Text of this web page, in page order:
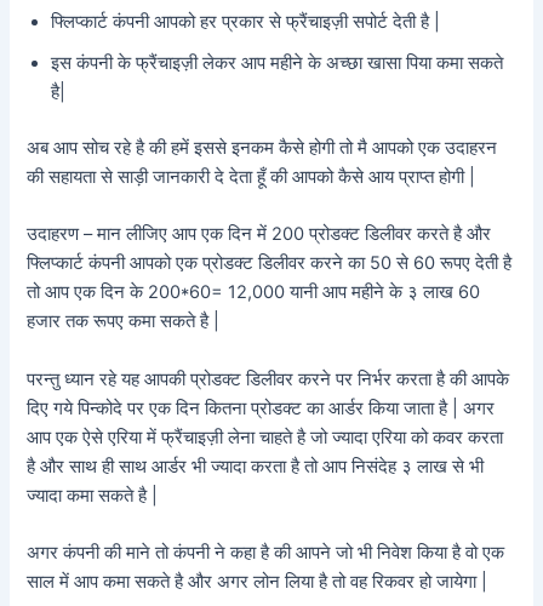
फ्लिप्कार्ट कंपनी आपको हर प्रकार से फ्रैंचाइज़ी सपोर्ट देती है |
इस कंपनी के फ्रैंचाइज़ी लेकर आप महीने के अच्छा खासा पिया कमा सकते
है|
अब आप सोच रहे है की हमें इससे इनकम कैसे होगी तो मै आपको एक उदाहरन
की सहायता से साड़ी जानकारी दे देता हूँ की आपको कैसे आय प्राप्त होगी |
उदाहरण – मान लीजिए आप एक दिन में 200 प्रोडक्ट डिलीवर करते है और
फ्लिप्कार्ट कंपनी आपको एक प्रोडक्ट डिलीवर करने का 50 से 60 रूपए देती है
तो आप एक दिन के 200*60= 12,000 यानी आप महीने के ३ लाख 60
हजार तक रूपए कमा सकते है |
परन्तु ध्यान रहे यह आपकी प्रोडक्ट डिलीवर करने पर निर्भर करता है की आपके
दिए गये पिन्कोदे पर एक दिन कितना प्रोडक्ट का आर्डर किया जाता है | अगर
आप एक ऐसे एरिया में फ्रैंचाइज़ी लेना चाहते है जो ज्यादा एरिया को कवर करता
है और साथ ही साथ आर्डर भी ज्यादा करता है तो आप निसंदेह ३ लाख से भी
ज्यादा कमा सकते है |
अगर कंपनी की माने तो कंपनी ने कहा है की आपने जो भी निवेश किया है वो एक
साल में आप कमा सकते है और अगर लोन लिया है तो वह रिकवर हो जायेगा |